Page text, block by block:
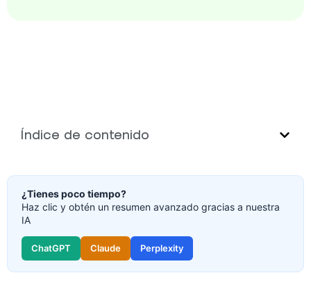
Índice de contenido
¿Tienes poco tiempo?
Haz clic y obtén un resumen avanzado gracias a nuestra
IA
ChatGPT Claude Perplexity